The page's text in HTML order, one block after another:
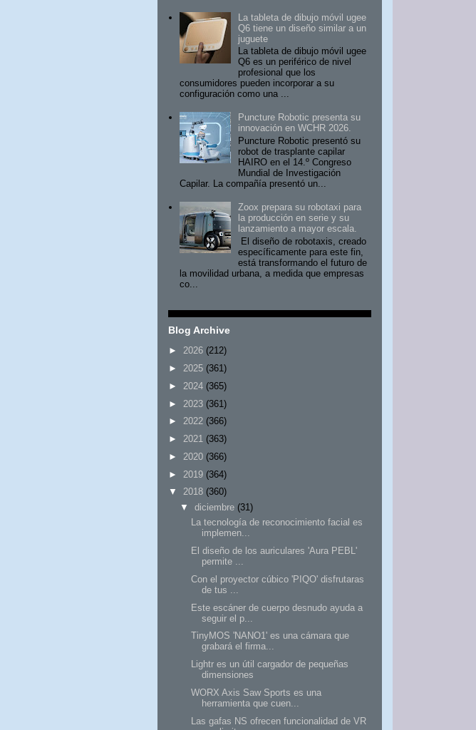
La tableta de dibujo móvil ugee
Q6 tiene un diseño similar a un
juguete
La tableta de dibujo móvil ugee
Q6 es un periférico de nivel
profesional que los
consumidores pueden incorporar a su
configuración como una ...
Puncture Robotic presenta su
innovación en WCHR 2026.
Puncture Robotic presentó su
robot de trasplante capilar
HAIRO en el 14.º Congreso
Mundial de Investigación
Capilar. La compañía presentó un...
Zoox prepara su robotaxi para
la producción en serie y su
lanzamiento a mayor escala.
El diseño de robotaxis, creado
específicamente para este fin,
está transformando el futuro de
la movilidad urbana, a medida que empresas
co...
Blog Archive
► 2026 (212)
► 2025 (361)
► 2024 (365)
► 2023 (361)
► 2022 (366)
► 2021 (363)
► 2020 (366)
► 2019 (364)
▼
2018 (360)
▼
diciembre (31)
La tecnología de reconocimiento facial es
implemen...
El diseño de los auriculares 'Aura PEBL'
permite ...
Con el proyector cúbico 'PIQO' disfrutaras
de tus ...
Este escáner de cuerpo desnudo ayuda a
seguir el p...
TinyMOS 'NANO1' es una cámara que
grabará el firma...
Lightr es un útil cargador de pequeñas
dimensiones
WORX Axis Saw Sports es una
herramienta que cuen...
Las gafas NS ofrecen funcionalidad de VR